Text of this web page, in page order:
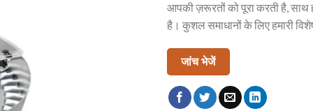
आपकी ज़रूरतों को पूरा करती है, साथ
है। कुशल समाधानों के लिए हमारी
जांच भेजें